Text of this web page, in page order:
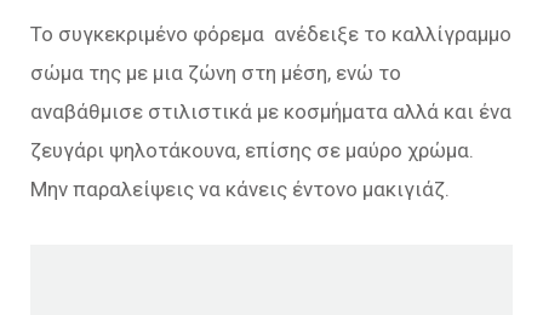
Το συγκεκριμένο φόρεμα ανέδειξε το καλλίγραμμο
σώμα της με μια ζώνη στη μέση, ενώ το
αναβάθμισε στιλιστικά με κοσμήματα αλλά και ένα
ζευγάρι ψηλοτάκουνα, επίσης σε μαύρο χρώμα.
Μην παραλείψεις να κάνεις έντονο μακιγιάζ.